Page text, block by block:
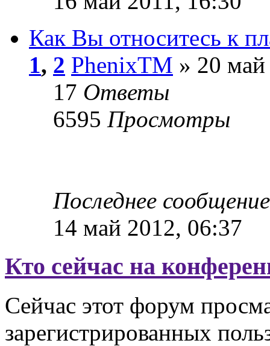
Как Вы относитесь к
1, 2 PhenixTM » 20
17 Ответы
6595 Просмотры
Последнее
14 май 2012, 06:37
Кто сейчас на
Сейчас этот форум
зарегистрированных